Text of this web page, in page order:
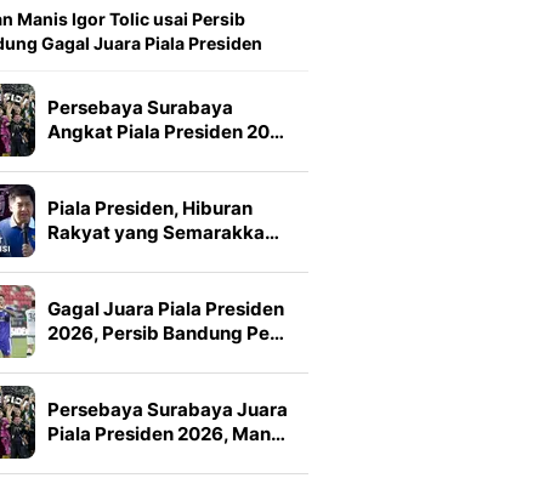
Manis Igor Tolic usai Persib
Gagal Juara Piala Presiden
Persebaya Surabaya
Angkat Piala Presiden 20…
Piala Presiden, Hiburan
Rakyat yang Semarakka…
Gagal Juara Piala Presiden
2026, Persib Bandung Pe…
Persebaya Surabaya Juara
Piala Presiden 2026, Man…